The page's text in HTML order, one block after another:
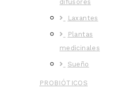
difusores
Laxantes
Plantas
medicinales
Sueño
PROBIÓTICOS